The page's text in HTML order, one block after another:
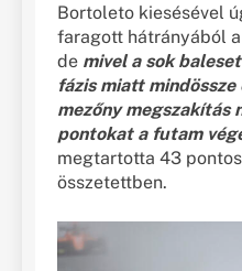
Bortoleto kiesésével
faragott hátrányából
de mivel a sok
fázis miatt
mezőny megszakítás
pontokat a futam
megtartotta 43
összetettben.